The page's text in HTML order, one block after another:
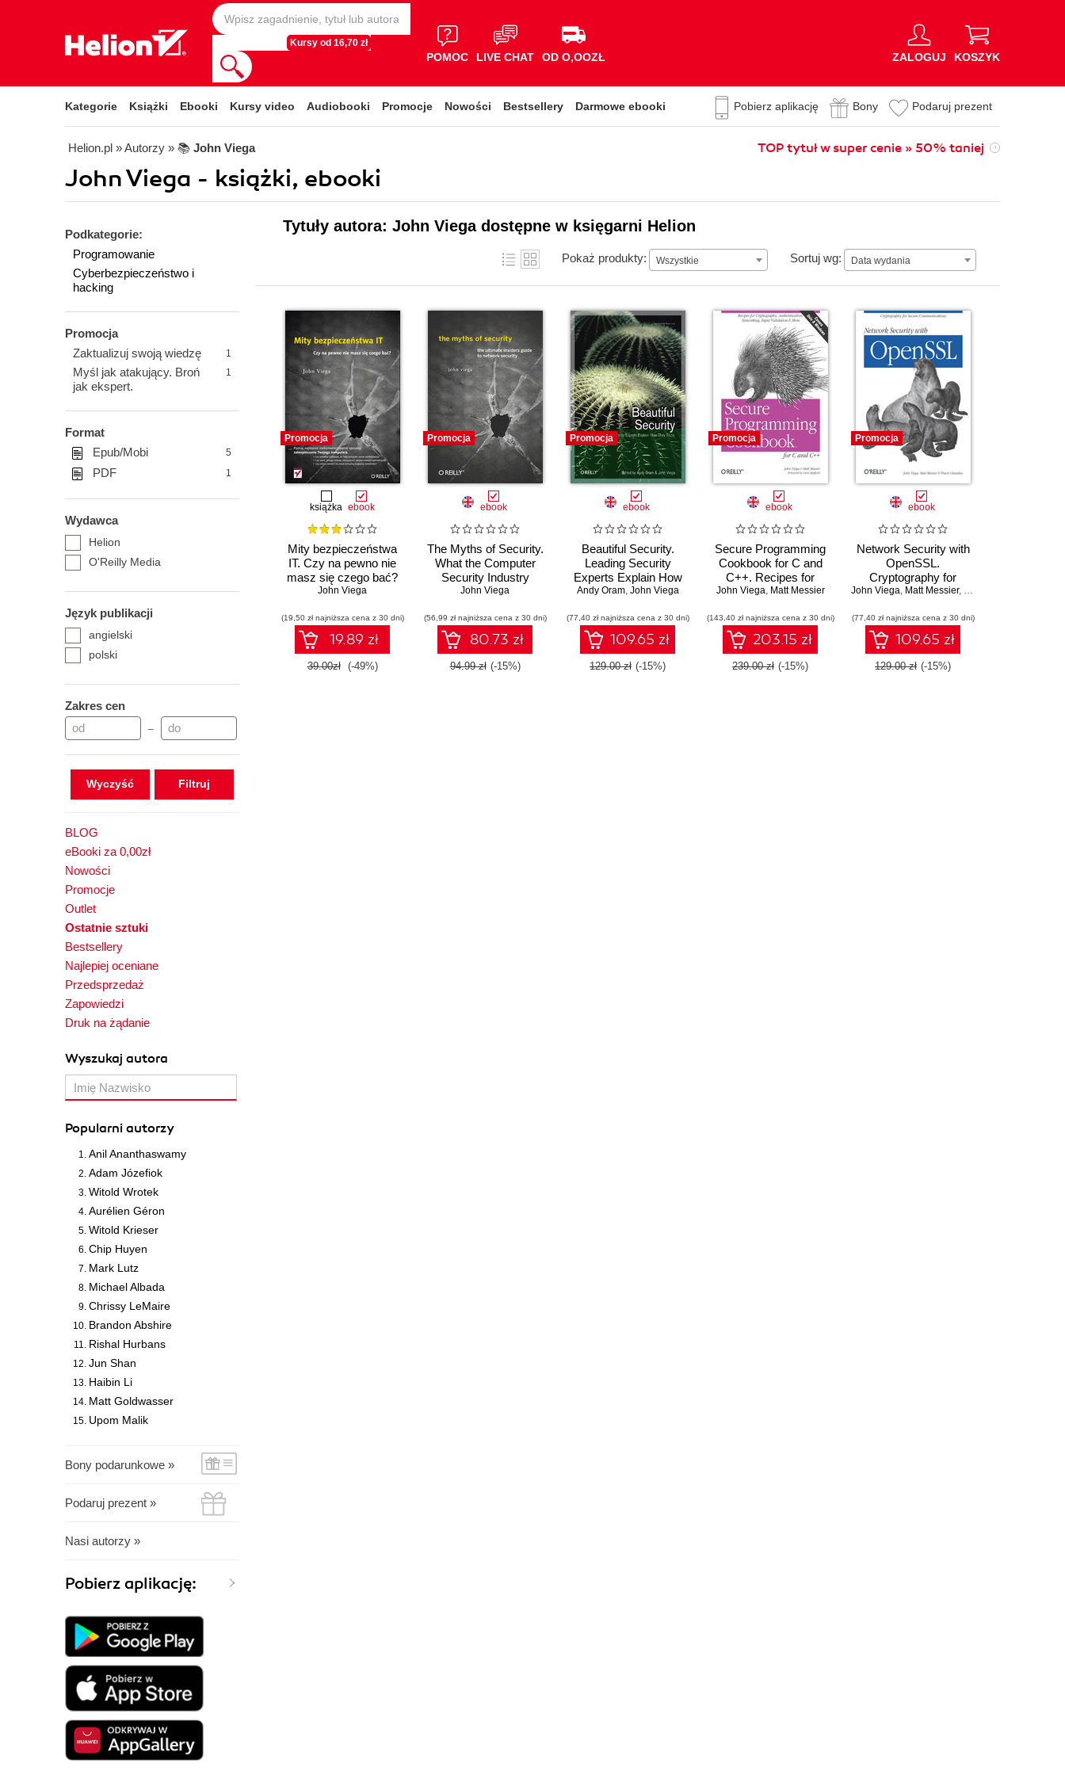
Kursy od 16,70 zł
POMOC LIVE CHAT OD O,OOZŁ ZALOGUJ KOSZYK
Kategorie Książki Ebooki Kursy video Audiobooki Promocje Nowości Bestsellery Darmowe ebooki Pobierz aplikację Bony Podaruj prezent
Helion.pl » Autorzy » 📚 John Viega TOP tytuł w super cenie » 50% taniej
John Viega - książki, ebooki
Podkategorie:
Programowanie
Cyberbezpieczeństwo i
hacking
Promocja
Zaktualizuj swoją wiedzę
1
Myśl jak atakujący. Broń
jak ekspert.
1
Format
Epub/Mobi
5
PDF 1
Wydawca
Helion
O'Reilly Media
Język publikacji
angielski
polski
Zakres cen
–
Wyczyść
BLOG
eBooki za 0,00zł
Nowości
Promocje
Outlet
Ostatnie sztuki
Bestsellery
Najlepiej oceniane
Przedsprzedaż
Zapowiedzi
Druk na żądanie
Wyszukaj autora
Popularni autorzy
Anil Ananthaswamy
Adam Józefiok
Witold Wrotek
Aurélien Géron
Witold Krieser
Chip Huyen
Mark Lutz
Michael Albada
Chrissy LeMaire
Brandon Abshire
Rishal Hurbans
Jun Shan
Haibin Li
Matt Goldwasser
Upom Malik
Bony podarunkowe »
Podaruj prezent »
Nasi autorzy »
Pobierz aplikację:
Tytuły autora: John Viega dostępne w księgarni Helion
Pokaż produkty: Wszystkie Sortuj wg: Data wydania
Data wydania
Promocja
książka ebook
Mity bezpieczeństwa
IT. Czy na pewno nie
masz się czego bać?
John Viega
(19,50 zł najniższa cena z 30 dni)
19.89 zł
39.00zł (-49%)
Promocja
ebook
The Myths of Security.
What the Computer
Security Industry
Doesn't Want You to
John Viega
(56,99 zł najniższa cena z 30 dni)
80.73 zł
94.99 zł (-15%)
Promocja
ebook
Beautiful Security.
Leading Security
Experts Explain How
They Think
Andy Oram, John Viega
(77,40 zł najniższa cena z 30 dni)
109.65 zł
129.00 zł (-15%)
Promocja
ebook
Secure Programming
Cookbook for C and
C++. Recipes for
Cryptography,
Validation & More
John Viega, Matt Messier
(143,40 zł najniższa cena z 30 dni)
203.15 zł
239.00 zł (-15%)
Promocja
ebook
Network Security with
OpenSSL.
Cryptography for
Secure
John Viega, Matt Messier, Pravir Chandra
(77,40 zł najniższa cena z 30 dni)
109.65 zł
129.00 zł (-15%)